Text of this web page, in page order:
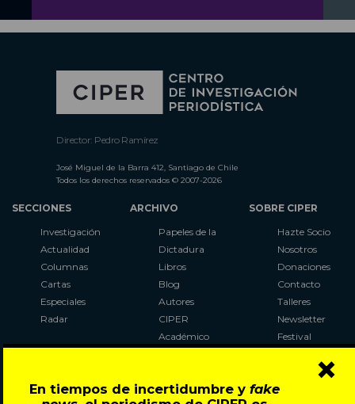
En tiempos de incertidumbre y fake
×
Director: Pedro Ramírez
José Miguel de la Barra 412, Santiago de Chile
Todos los derechos reservados © 2007-2026
SECCIONES
Investigación
Actualidad
Columnas
Cartas
Especiales
Radar
ARCHIVO
Papeles de la
Dictadura
Libros
Blog
Autores
CIPER
Académico
Al Plebiscito
SOBRE CIPER
Hazte Socio
Nosotros
Donaciones
Contacto
Talleres
Newsletter
Festival